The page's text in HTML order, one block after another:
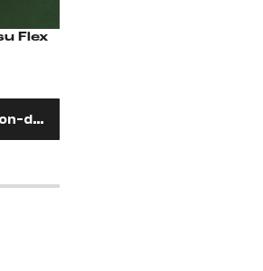
Échantillon-de-tissu Flex
de-tissu